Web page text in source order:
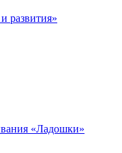
развития»
«Ладошки»